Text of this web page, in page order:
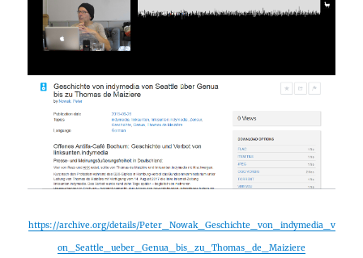
https://archive.org/details/Peter_Nowak_Geschichte_von_indymedia_v
on_Seattle_ueber_Genua_bis_zu_Thomas_de_Maiziere